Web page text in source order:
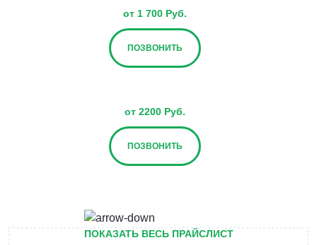
от 1 700 Руб.
ПОЗВОНИТЬ
от 2200 Руб.
ПОЗВОНИТЬ
ПОКАЗАТЬ ВЕСЬ ПРАЙСЛИСТ